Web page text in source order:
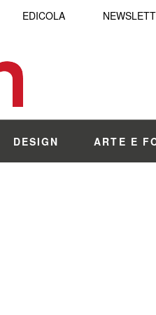
EDICOLA
DESIGN ARTE E